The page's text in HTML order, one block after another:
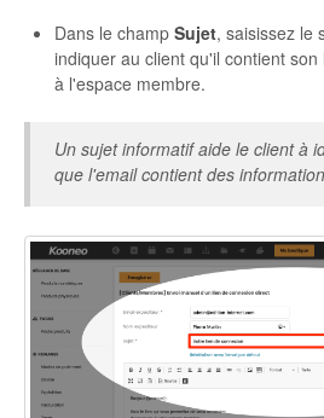
Dans le champ Sujet, saisissez le
indiquer au client qu'il contient
à l'espace membre.
Un sujet informatif aide le client à
que l'email contient des